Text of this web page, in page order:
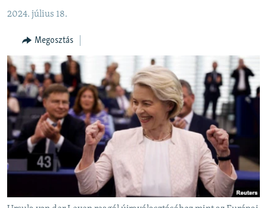
Ugrás
ELEMZŐ
NER15
SZABADON
TÁRSADALOM
DEMOKRÁCIA
A PÉNZ NYOMÁBAN
EURÓPAI UNIÓ
KLÍMAVÁLTOZÁS
2024. július 18.
Megosztás